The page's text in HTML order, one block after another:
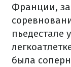
Франции,
пьедестале
была